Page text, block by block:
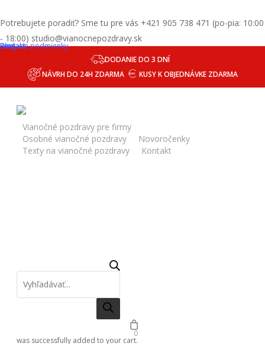
to
main
content
Potrebujete poradiť? Sme tu pre vás +421 905 738 471 (po-pia: 10:00
- 18:00) studio@vianocnepozdravy.sk
Blog
Dodacie podmienky
Kontakt
DODANIE DO 3 DNÍ
NÁVRH DO 24H ZDARMA
KUSY K OBJEDNÁVKE ZDARMA
Vianočné pozdravy pre firmy
Osobné vianočné pozdravy
Novoročenky
Texty na vianočné pozdravy
Kontakt
Products search
0
was successfully added to your cart.